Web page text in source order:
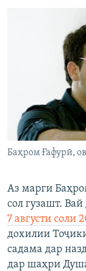
Баҳром Ғафурӣ,
Аз марги
сол гузашт.
7 августи соли
дохилии
садама дар
дар шаҳри